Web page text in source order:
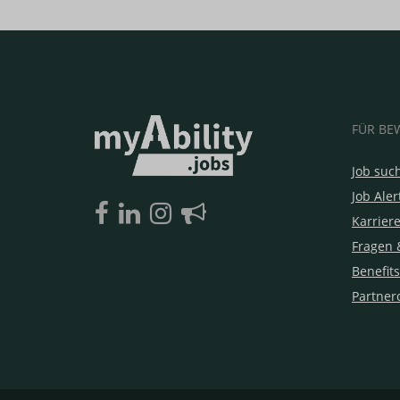
FÜR
Job
Job
Fragen